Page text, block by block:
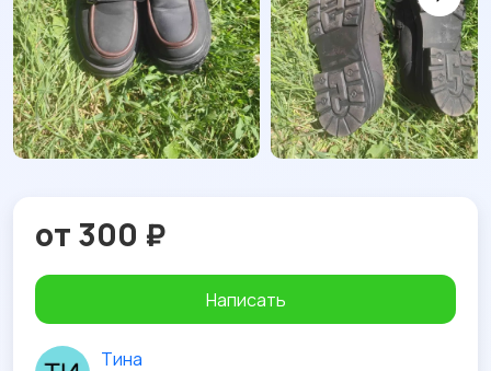
от 300 ₽
Написать
Тина